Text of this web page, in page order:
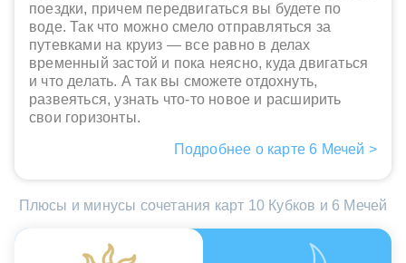
поездки, причем передвигаться вы будете по
воде. Так что можно смело отправляться за
путевками на круиз — все равно в делах
временный застой и пока неясно, куда двигаться
и что делать. А так вы сможете отдохнуть,
развеяться, узнать что-то новое и расширить
свои горизонты.
Подробнее о карте 6 Мечей >
Плюсы и минусы сочетания карт 10 Кубков и 6 Мечей